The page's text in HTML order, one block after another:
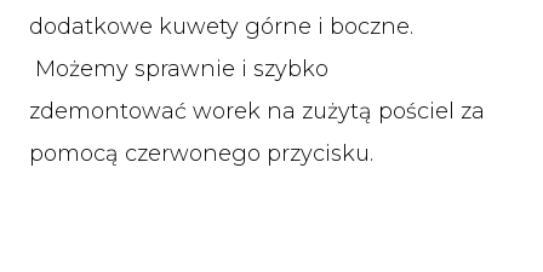
dodatkowe kuwety górne i boczne.
Możemy sprawnie i szybko
zdemontować worek na zużytą pościel za
pomocą czerwonego przycisku.